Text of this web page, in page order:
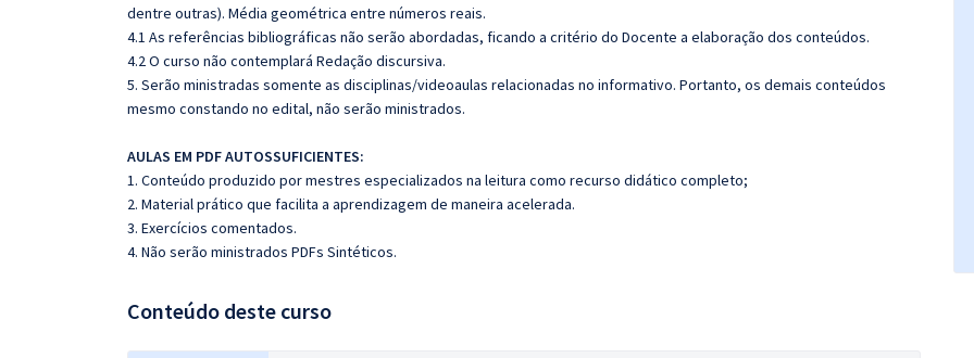
dentre outras). Média geométrica entre números reais.
4.1 As referências bibliográficas não serão abordadas, ficando a critério do Docente a elaboração dos conteúdos.
4.2 O curso não contemplará Redação discursiva.
5. Serão ministradas somente as disciplinas/videoaulas relacionadas no informativo. Portanto, os demais conteúdos
mesmo constando no edital, não serão ministrados.
AULAS EM PDF AUTOSSUFICIENTES:
1. Conteúdo produzido por mestres especializados na leitura como recurso didático completo;
2. Material prático que facilita a aprendizagem de maneira acelerada.
3. Exercícios comentados.
4. Não serão ministrados PDFs Sintéticos.
Conteúdo deste curso